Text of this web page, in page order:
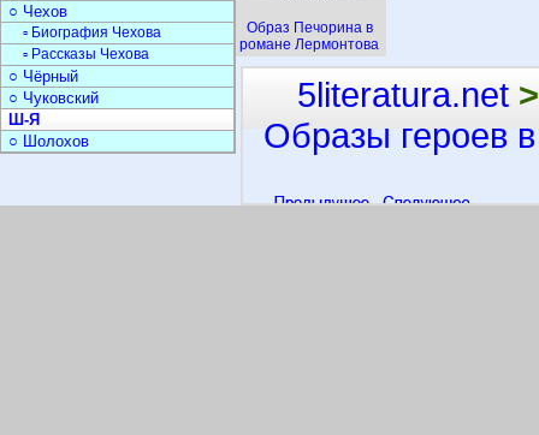
Образ Печорина в
романе Лермонтова
○ Чехов
▫ Биография Чехова
▫ Рассказы Чехова
○ Чёрный
○ Чуковский
Ш-Я
○ Шолохов
5literatura.net >
Образы героев